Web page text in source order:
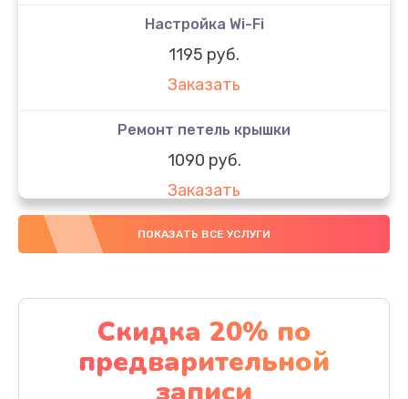
Настройка Wi-Fi
1195 руб.
Заказать
Ремонт петель крышки
1090 руб.
Заказать
Замена вебкамеры
Заказать
Установка драйверов
1000 руб.
ПОКАЗАТЬ ВСЕ УСЛУГИ
Скидка 20% по
предварительной